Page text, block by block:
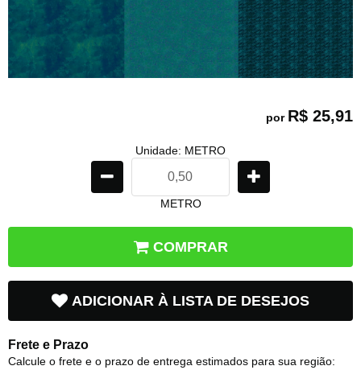
por R$ 25,91
Unidade: METRO
METRO
COMPRAR
ADICIONAR À LISTA DE DESEJOS
Frete e Prazo
Calcule o frete e o prazo de entrega estimados para sua região: